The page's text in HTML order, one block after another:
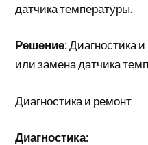
датчика температуры.
Решение: Диагностика
или замена датчика
Диагностика и ремонт
Диагностика: